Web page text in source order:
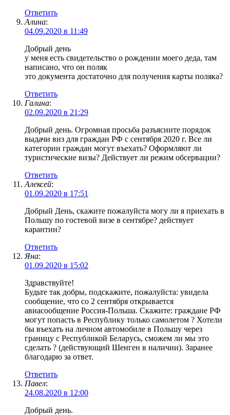
Ответить
Алина:
04.09.2020 в 11:49
Добрый день
у меня есть свидетельство о рождении моего деда, там
написано, что он поляк
это документа достаточно для получения карты поляка?
Ответить
Галина:
02.09.2020 в 21:29
Добрый день. Огромная просьба разъясните порядок
выдачи виз для граждан РФ с сентября 2020 г. Все ли
категории граждан могут въехать? Оформляют ли
туристические визы? Действует ли режим обсервации?
Ответить
Алексей:
01.09.2020 в 17:51
Добрый День, скажите пожалуйста могу ли я приехать в
Польшу по гостевой визе в сентябре? действует
карантин?
Ответить
Яна:
01.09.2020 в 15:02
Здравствуйте!
Будьте так добры, подскажите, пожалуйста: увидела
сообщение, что со 2 сентября открывается
авиасообщение Россия-Польша. Скажите: граждане РФ
могут попасть в Республику только самолетом ? Хотели
бы въехать на личном автомобиле в Польшу через
границу с Республикой Беларусь, сможем ли мы это
сделать ? (действующий Шенген в наличии). Заранее
благодарю за ответ.
Ответить
Павел:
24.08.2020 в 12:00
Добрый день.